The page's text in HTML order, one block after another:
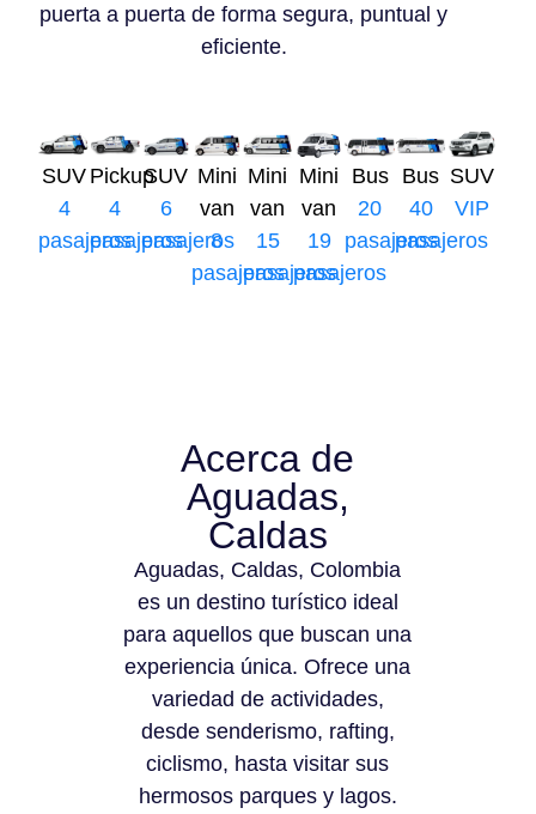
puerta a puerta de forma segura, puntual y
eficiente.
SUV
4
pasajeros
Pickup
4
pasajeros
SUV
6
pasajeros
Mini
van
8
pasajeros
Mini
van
15
pasajeros
Mini
van
19
pasajeros
Bus
20
pasajeros
Bus
40
pasajeros
SUV
VIP
Acerca de
Aguadas,
Caldas
Aguadas, Caldas, Colombia
es un destino turístico ideal
para aquellos que buscan una
experiencia única. Ofrece una
variedad de actividades,
desde senderismo, rafting,
ciclismo, hasta visitar sus
hermosos parques y lagos.